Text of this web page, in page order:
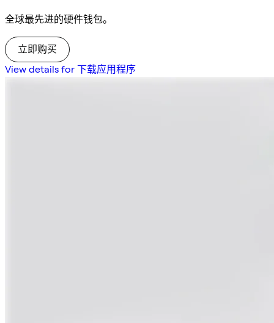
全球最先进的硬件钱包。
立即购买
View details for 下载应用程序